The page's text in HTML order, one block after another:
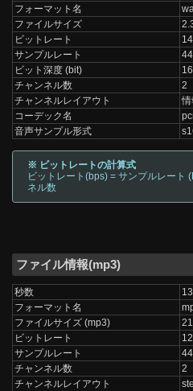
フォーマット名
ファイルサイズ
ビットレート
サンプルレート
ビット深度 (bit)
チャンネル数
2
チャンネルレイアウト
コーデック名
音声サンプル形式
※ ビットレートの計算式
ビットレート(bps) = サンプルレート
ネル数
ファイル情報(mp3)
秒数
フォーマット名
ファイルサイズ (mp3)
ビットレート
サンプルレート
チャンネル数
2
チャンネルレイアウト